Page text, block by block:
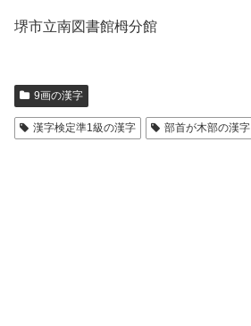
堺市立南図書館栂分館
9画の漢字
漢字検定準1級の漢字 部首が木部の漢字